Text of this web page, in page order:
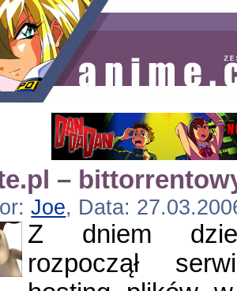
–
Joe, Data:
Z dniem
rozpoczął